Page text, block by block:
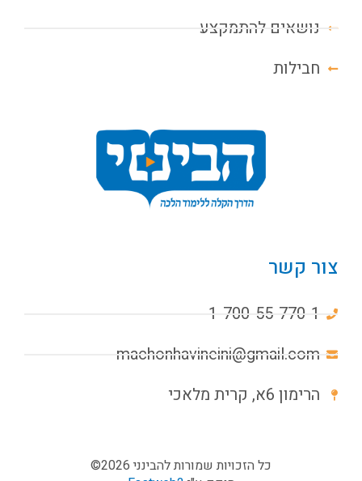
נושאים להתמקצע
חבילות
צור קשר
1-700-55-770-1
machonhavineini@gmail.com
הרימון 6א, קרית מלאכי
כל הזכויות שמורות להבינני 2026©